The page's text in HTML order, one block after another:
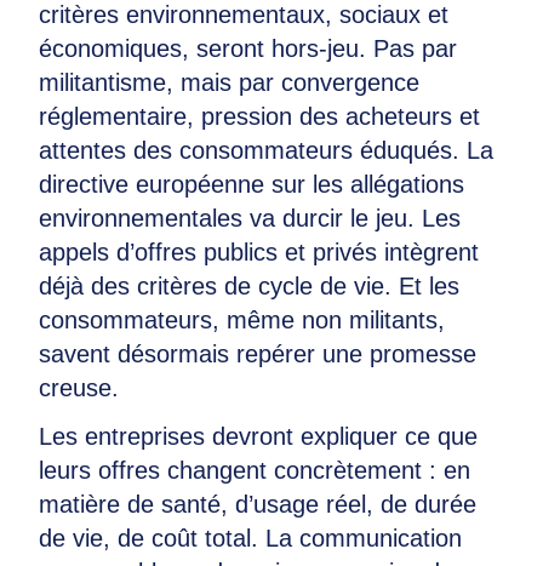
critères environnementaux, sociaux et
économiques, seront hors-jeu. Pas par
militantisme, mais par convergence
réglementaire, pression des acheteurs et
attentes des consommateurs éduqués. La
directive européenne sur les allégations
environnementales va durcir le jeu. Les
appels d’offres publics et privés intègrent
déjà des critères de cycle de vie. Et les
consommateurs, même non militants,
savent désormais repérer une promesse
creuse.
Les entreprises devront expliquer ce que
leurs offres changent concrètement : en
matière de santé, d’usage réel, de durée
de vie, de coût total. La communication